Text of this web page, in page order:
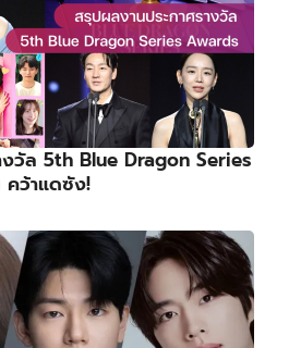
งวัล 5th Blue Dragon Series
ว้าแดซัง!